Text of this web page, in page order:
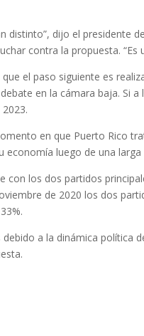
distinto”, dijo el presidente
contra la propuesta. “Es
el paso siguiente es
en la cámara baja. Si
en que Puerto Rico
economía luego de una
con los dos partidos
de 2020 los dos
a la dinámica política